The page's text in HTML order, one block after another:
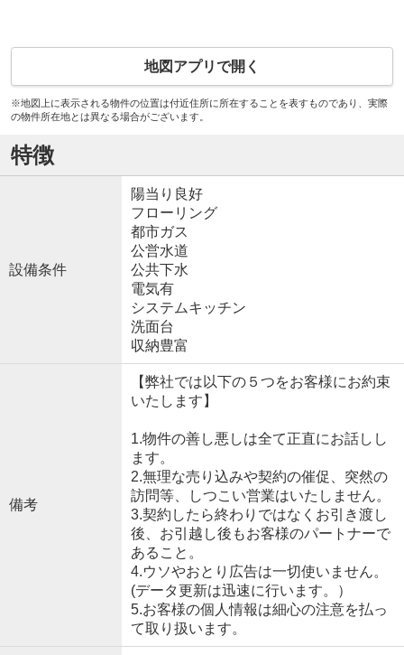
地図アプリで開く
※地図上に表示される物件の位置は付近住所に所在することを表すものであり、実際
の物件所在地とは異なる場合がございます。
特徴
設備条件
陽当り良好
フローリング
都市ガス
公営水道
公共下水
電気有
システムキッチン
洗面台
収納豊富
備考
【弊社では以下の５つをお客様にお約束
いたします】
1.物件の善し悪しは全て正直にお話しし
ます。
2.無理な売り込みや契約の催促、突然の
訪問等、しつこい営業はいたしません。
3.契約したら終わりではなくお引き渡し
後、お引越し後もお客様のパートナーで
あること。
4.ウソやおとり広告は一切使いません。
(データ更新は迅速に行います。）
5.お客様の個人情報は細心の注意を払っ
て取り扱います。